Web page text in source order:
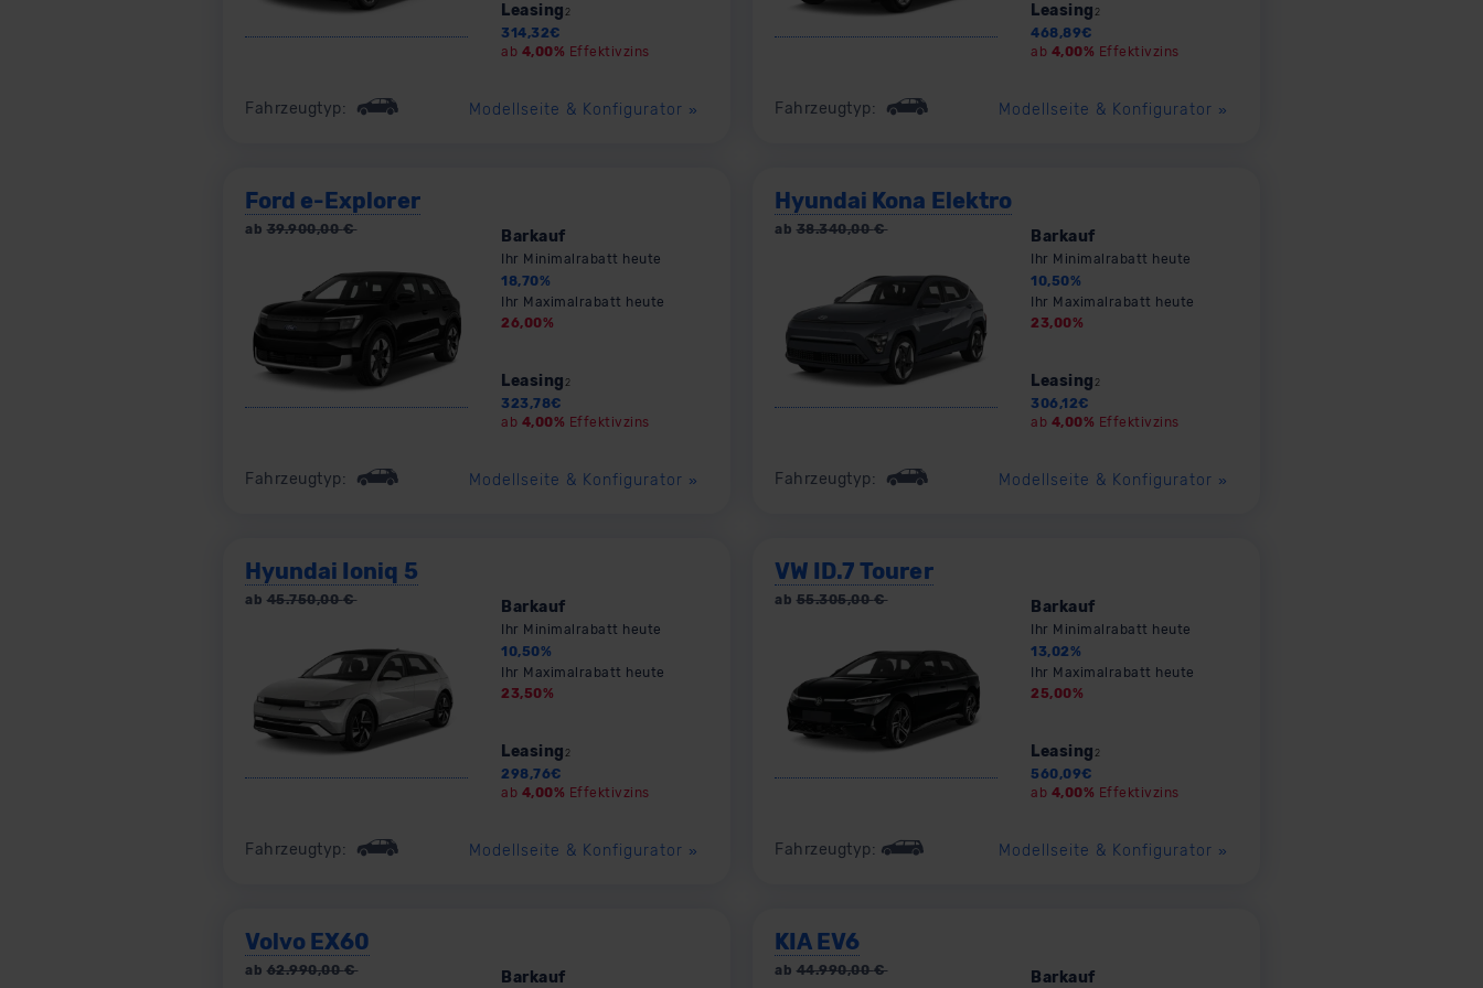
Leasing 2
314,32€
ab 4,00% Effektivzins
Fahrzeugtyp: Modellseite & Konfigurator »
Leasing 2
468,89€
ab 4,00% Effektivzins
Fahrzeugtyp: Modellseite & Konfigurator »
Ford e-Explorer
ab 39.900,00€ Barkauf
Ihr Minimalrabatt heute
18,70%
Ihr Maximalrabatt heute
26,00%
Leasing 2
323,78€
ab 4,00% Effektivzins
Fahrzeugtyp: Modellseite & Konfigurator »
Hyundai Kona Elektro
ab 38.340,00€ Barkauf
Ihr Minimalrabatt heute
10,50%
Ihr Maximalrabatt heute
23,00%
Leasing 2
306,12€
ab 4,00% Effektivzins
Fahrzeugtyp: Modellseite & Konfigurator »
Hyundai Ioniq 5
ab 45.750,00€ Barkauf
Ihr Minimalrabatt heute
10,50%
Ihr Maximalrabatt heute
23,50%
Leasing 2
298,76€
ab 4,00% Effektivzins
Fahrzeugtyp: Modellseite & Konfigurator »
VW ID.7 Tourer
ab 55.305,00€ Barkauf
Ihr Minimalrabatt heute
13,02%
Ihr Maximalrabatt heute
25,00%
Leasing 2
560,09€
ab 4,00% Effektivzins
Fahrzeugtyp: Modellseite & Konfigurator »
Volvo EX60
ab 62.990,00€ Barkauf
KIA EV6
ab 44.990,00€ Barkauf